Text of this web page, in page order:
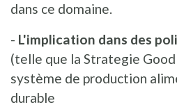
dans ce domaine.
- L'implication dans des
(telle que la Strategie
système de production
durable